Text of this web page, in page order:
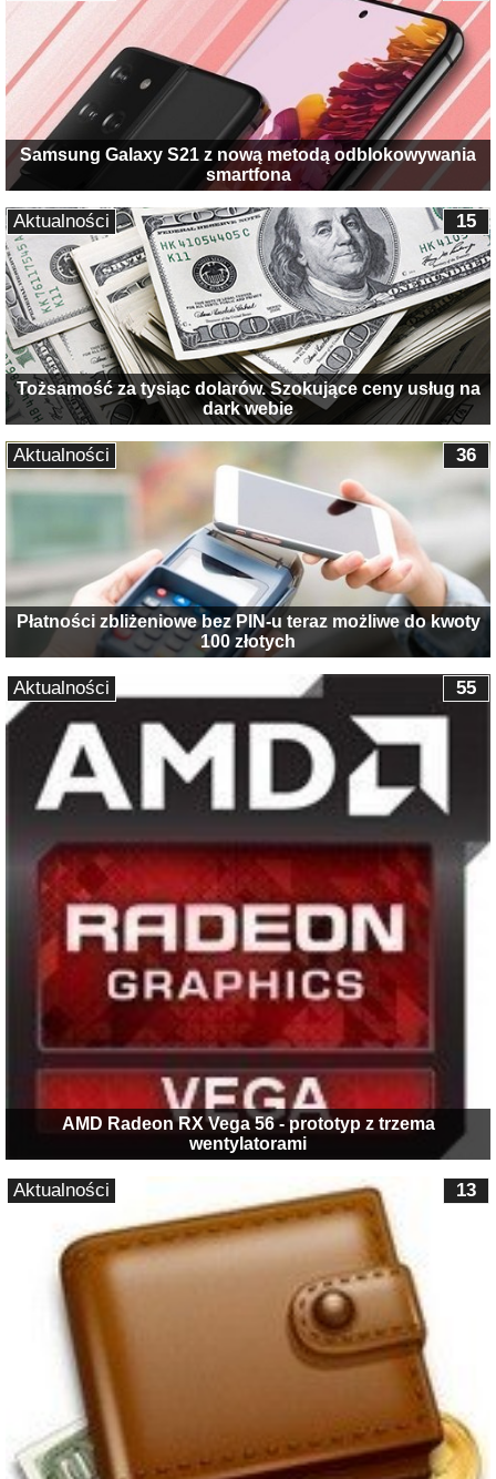
Samsung Galaxy S21 z nową metodą odblokowywania
smartfona
Tożsamość za tysiąc dolarów. Szokujące ceny usług na
dark webie
15
Aktualności
Płatności zbliżeniowe bez PIN-u teraz możliwe do kwoty
100 złotych
36
Aktualności
AMD Radeon RX Vega 56 - prototyp z trzema
wentylatorami
55
Aktualności
13
Aktualności